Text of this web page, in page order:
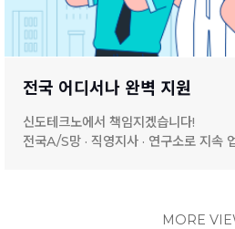
전국 어디서나 완벽 지원
신도테크노에서 책임지겠습니다!
전국A/S망 · 직영지사 · 연구소로 지속
MORE